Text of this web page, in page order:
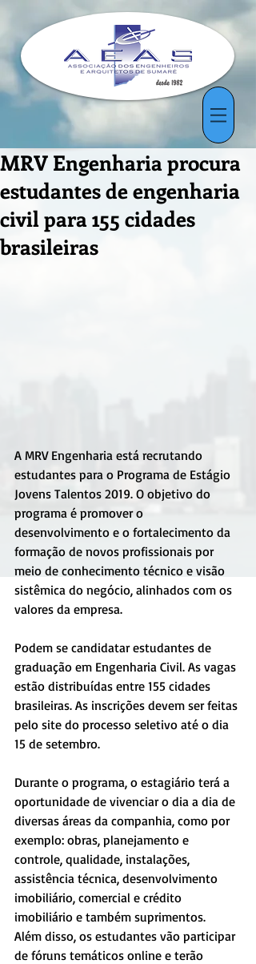
MRV Engenharia procura
estudantes de engenharia
civil para 155 cidades
brasileiras
A MRV Engenharia está recrutando
estudantes para o Programa de Estágio
Jovens Talentos 2019. O objetivo do
programa é promover o
desenvolvimento e o fortalecimento da
formação de novos profissionais por
meio de conhecimento técnico e visão
sistêmica do negócio, alinhados com os
valores da empresa.
Podem se candidatar estudantes de
graduação em Engenharia Civil. As vagas
estão distribuídas entre 155 cidades
brasileiras. As inscrições devem ser feitas
pelo site do processo seletivo até o dia
15 de setembro.
Durante o programa, o estagiário terá a
oportunidade de vivenciar o dia a dia de
diversas áreas da companhia, como por
exemplo: obras, planejamento e
controle, qualidade, instalações,
assistência técnica, desenvolvimento
imobiliário, comercial e crédito
imobiliário e também suprimentos.
Além disso, os estudantes vão participar
de fóruns temáticos online e terão